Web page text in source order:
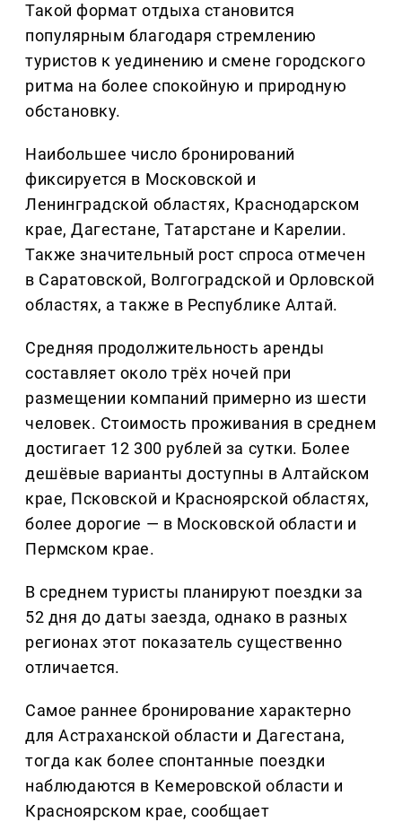
Такой формат отдыха становится
популярным благодаря стремлению
туристов к уединению и смене городского
ритма на более спокойную и природную
обстановку.
Наибольшее число бронирований
фиксируется в Московской и
Ленинградской областях, Краснодарском
крае, Дагестане, Татарстане и Карелии.
Также значительный рост спроса отмечен
в Саратовской, Волгоградской и Орловской
областях, а также в Республике Алтай.
Средняя продолжительность аренды
составляет около трёх ночей при
размещении компаний примерно из шести
человек. Стоимость проживания в среднем
достигает 12 300 рублей за сутки. Более
дешёвые варианты доступны в Алтайском
крае, Псковской и Красноярской областях,
более дорогие — в Московской области и
Пермском крае.
В среднем туристы планируют поездки за
52 дня до даты заезда, однако в разных
регионах этот показатель существенно
отличается.
Самое раннее бронирование характерно
для Астраханской области и Дагестана,
тогда как более спонтанные поездки
наблюдаются в Кемеровской области и
Красноярском крае, сообщает